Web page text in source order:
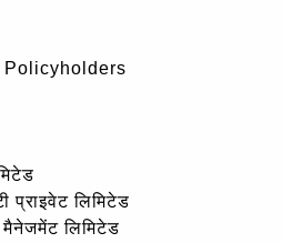
Policyholders
लिमिटेड
लिमिटेड